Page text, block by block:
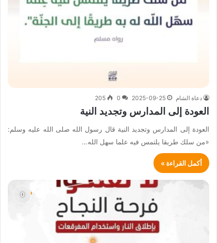
دعاة الشام 2025-09-25
0
205
العودة إلى المدارس وتجديد النية
العودة إلى المدارس وتجديد النية قال رسول الله صلى الله عليه وسلم:
«من سلك طريقا يلتمس فيه علما سهل الله…
أكمل القراءة »